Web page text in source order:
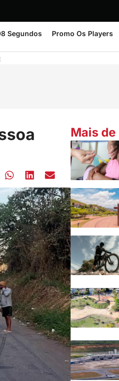
Segundos Promo Os Players
Mais de